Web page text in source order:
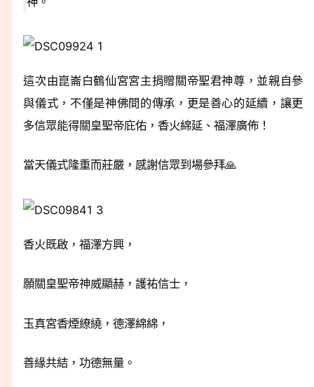
這次由崑崙白鶴仙宮宮主捐贈關帝聖君神尊，並親自參
與儀式，不僅是神佛間的傳承，更是善心的延續，讓更
多信眾能得關皇聖帝庇佑，香火綿延、福澤廣佈！
當天儀式隆重而莊嚴，感謝信眾到場參拜🙏
香火既啟，福澤方興，
願關皇聖帝神威顯赫，護祐信士，
玉真宮香煙繚繞，德澤綿綿，
善緣共結，功德無量。